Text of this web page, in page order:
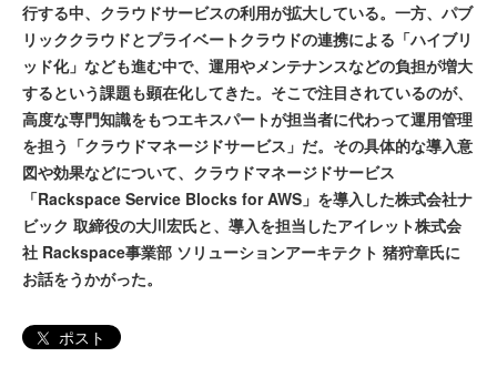
行する中、クラウドサービスの利用が拡大している。一方、パブ
リッククラウドとプライベートクラウドの連携による「ハイブリ
ッド化」なども進む中で、運用やメンテナンスなどの負担が増大
するという課題も顕在化してきた。そこで注目されているのが、
高度な専門知識をもつエキスパートが担当者に代わって運用管理
を担う「クラウドマネージドサービス」だ。その具体的な導入意
図や効果などについて、クラウドマネージドサービス
「Rackspace Service Blocks for AWS」を導入した株式会社ナ
ビック 取締役の大川宏氏と、導入を担当したアイレット株式会
社 Rackspace事業部 ソリューションアーキテクト 猪狩章氏に
お話をうかがった。
ポスト